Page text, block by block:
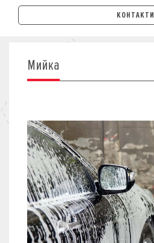
АВТОМОБІЛІ
ЛІЗИНГ
КРЕДИТ
СТРАХУВАННЯ
КОРПОРАТИВНИМ КЛІЄНТАМ
СТРАХУВАННЯ
КОРПОРАТИВНИМ КЛІЄНТАМ
КОНТАКТИ
Мийка